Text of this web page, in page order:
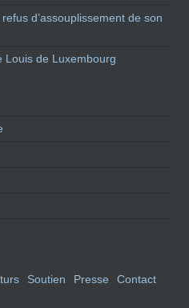
d’assouplissement de son
Louis de Luxembourg
Soutien Presse
Contact